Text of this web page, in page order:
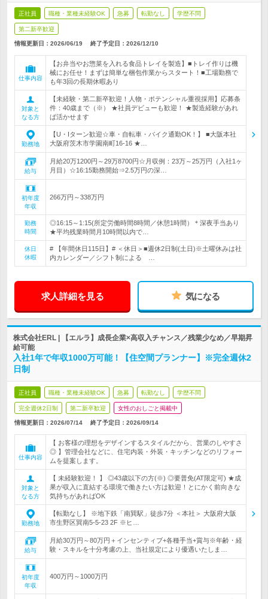
正社員 職種・業種未経験OK 急募 転勤なし 学歴不問
第二新卒歓迎
情報更新日：2026/06/19 終了予定日： 2026/12/10
仕事内容
【お弁当やお惣菜を入れる食品トレイを製造】■トレイ作りは機
械にお任せ！まずは簡単な梱包作業からスタート！■工場勤務で
も年3回の長期休暇あり
対象と
なる方
【未経験・第二新卒歓迎！人物・ポテンシャル重視採用】応募条
件：40歳まで（※） ★社員デビューも歓迎！ ★製造経験があれ
ば活かせます
勤務地
【U・Iターン歓迎☆車・自転車・バイク通勤OK！】 ■大阪本社
大阪府茨木市学園南町16-16 ★…
給与
月給20万1200円～29万8700円☆月収例：23万～25万円（入社1ヶ
月目）☆16:15勤務開始⇒2.5万円の深…
初年度
年収
266万円～338万円
勤務
時間
◎16:15～1:15(所定労働時間8時間／休憩1時間）＊深夜手当あり
★平均残業時間月10時間以内で…
休日
休暇
# 【年間休日115日】# ＜休日＞■週休2日制(土日)※土曜休みは社
内カレンダー／シフト制による …
求人詳細を見る 気になる
株式会社ERL | 【エルラ】成長企業×高収入チャンス／残業少なめ／早期昇
給可能
入社1年で年収1000万可能！【住空間プランナー】※完全週休2
日制
正社員 職種・業種未経験OK 急募 転勤なし 学歴不問
完全週休2日制 第二新卒歓迎 女性のおしごと掲載中
情報更新日：2026/07/14 終了予定日： 2026/09/14
仕事内容
【 お客様の理想をデザインするスタイルだから、営業のしやすさ
◎ 】管理会社などに、住宅内装・外装・キッチンなどのリフォー
ムを提案します。
対象と
なる方
【 未経験歓迎！ 】 ◎43歳以下の方(※) ◎要普免(AT限定可) ★成
果が収入に直結する環境で働きたい方は歓迎！とにかく前向きな
気持ちがあればOK
勤務地
【転勤なし】 ※地下鉄「南巽駅」徒歩7分 ＜本社＞ 大阪府大阪
市生野区巽南5-5-23 2F ※ヒ…
給与
月給30万円～80万円＋インセンティブ+各種手当+賞与※年齢・経
験・スキルを十分考慮の上、当社規定により優遇いたしま…
初年度
年収
400万円～1000万円